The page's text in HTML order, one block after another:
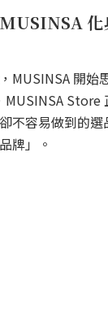
化
MUSINSA 開始
MUSINSA Store
不容易做到的
牌」。